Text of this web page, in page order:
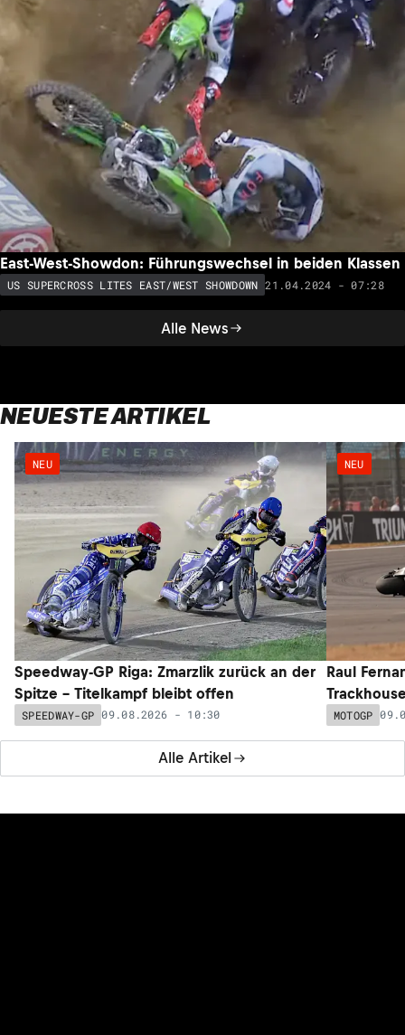
Alle News
East-West-Showdon: Führungswechsel in beiden Klassen
US SUPERCROSS LITES EAST/WEST SHOWDOWN 21.04.2024 - 07:28
NEUESTE ARTIKEL
Alle Artikel
NEU
Speedway-GP Riga: Zmarzlik zurück an der
Spitze – Titelkampf bleibt offen
SPEEDWAY-GP 09.08.2026 - 10:30
NEU
Raul
MOTOGP